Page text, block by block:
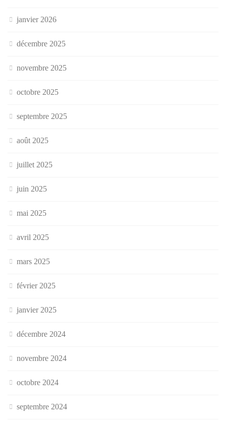
janvier 2026
décembre 2025
novembre 2025
octobre 2025
septembre 2025
août 2025
juillet 2025
juin 2025
mai 2025
avril 2025
mars 2025
février 2025
janvier 2025
décembre 2024
novembre 2024
octobre 2024
septembre 2024